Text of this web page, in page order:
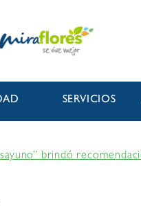
SERVICIOS
brindó